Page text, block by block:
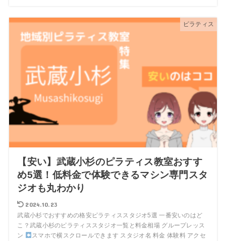
ピラティス
【安い】武蔵小杉のピラティス教室おすす
め5選！低料金で体験できるマシン専門スタ
ジオも丸わかり
2024.10.23
武蔵小杉でおすすめの格安ピラティススタジオ5選 一番安いのはど
こ？武蔵小杉のピラティススタジオ一覧と料金相場 グループレッス
ン
スマホで横スクロールできます スタジオ名 料金 体験料 アクセ